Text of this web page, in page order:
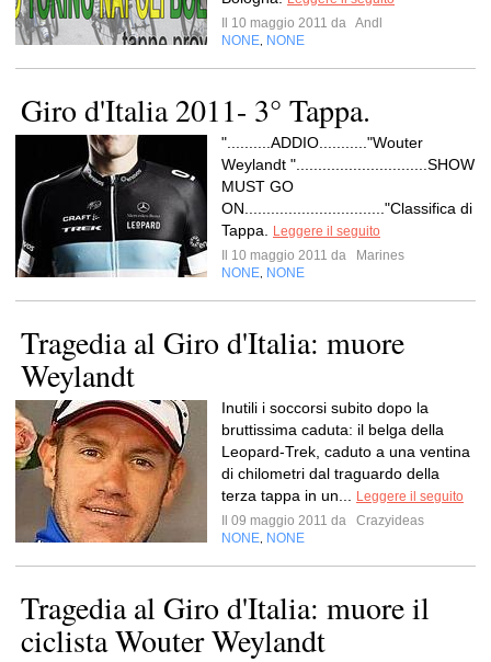
Il 10 maggio 2011 da Andl
NONE NONE
Giro d'Italia 2011- 3° Tappa.
"..........ADDIO..........."Wouter
Weylandt "..............................SHOW
MUST GO
ON................................"Classifica di
Tappa.
Leggere il seguito
Il 10 maggio 2011 da
Marines
NONE NONE
Tragedia al Giro d'Italia: muore
Weylandt
Inutili i soccorsi subito dopo la
bruttissima caduta: il belga della
Leopard-Trek, caduto a una ventina
di chilometri dal traguardo della
terza tappa in un...
Leggere il seguito
Il 09 maggio 2011 da
Crazyideas
NONE NONE
Tragedia al Giro d'Italia: muore il
ciclista Wouter Weylandt